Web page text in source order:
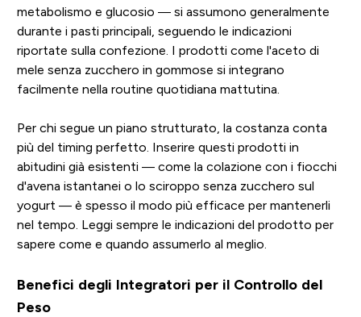
metabolismo e glucosio — si assumono generalmente
durante i pasti principali, seguendo le indicazioni
riportate sulla confezione. I prodotti come l'aceto di
mele senza zucchero in gommose si integrano
facilmente nella routine quotidiana mattutina.
Per chi segue un piano strutturato, la costanza conta
più del timing perfetto. Inserire questi prodotti in
abitudini già esistenti — come la colazione con i fiocchi
d'avena istantanei o lo sciroppo senza zucchero sul
yogurt — è spesso il modo più efficace per mantenerli
nel tempo. Leggi sempre le indicazioni del prodotto per
sapere come e quando assumerlo al meglio.
Benefici degli Integratori per il Controllo del
Peso